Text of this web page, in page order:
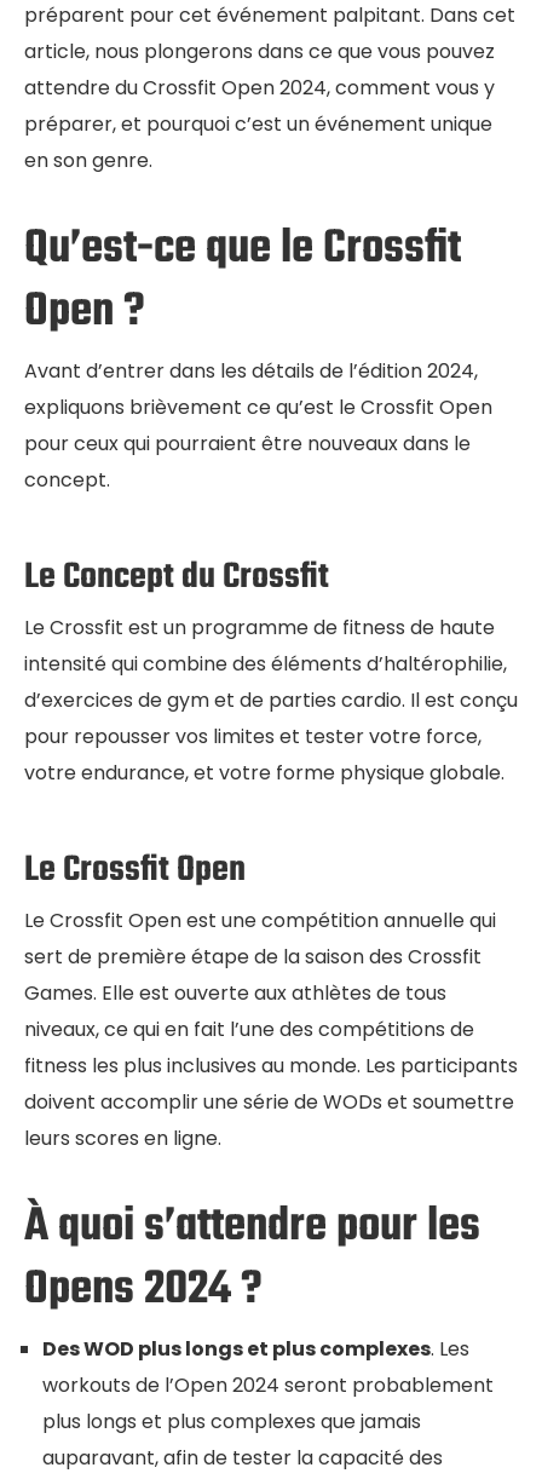
préparent pour cet événement palpitant. Dans cet
article, nous plongerons dans ce que vous pouvez
attendre du Crossfit Open 2024, comment vous y
préparer, et pourquoi c’est un événement unique
en son genre.
Qu’est-ce que le Crossfit
Open ?
Avant d’entrer dans les détails de l’édition 2024,
expliquons brièvement ce qu’est le Crossfit Open
pour ceux qui pourraient être nouveaux dans le
concept.
Le Concept du Crossfit
Le Crossfit est un programme de fitness de haute
intensité qui combine des éléments d’haltérophilie,
d’exercices de gym et de parties cardio. Il est conçu
pour repousser vos limites et tester votre force,
votre endurance, et votre forme physique globale.
Le Crossfit Open
Le Crossfit Open est une compétition annuelle qui
sert de première étape de la saison des Crossfit
Games. Elle est ouverte aux athlètes de tous
niveaux, ce qui en fait l’une des compétitions de
fitness les plus inclusives au monde. Les participants
doivent accomplir une série de WODs et soumettre
leurs scores en ligne.
À quoi s’attendre pour les
Opens 2024 ?
Des WOD plus longs et plus complexes. Les
workouts de l’Open 2024 seront probablement
plus longs et plus complexes que jamais
auparavant, afin de tester la capacité des